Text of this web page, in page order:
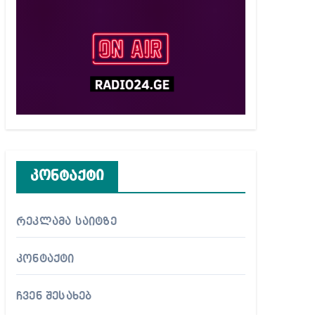
კონტაქტი
რეკლამა საიტზე
კონტაქტი
ჩვენ შესახებ